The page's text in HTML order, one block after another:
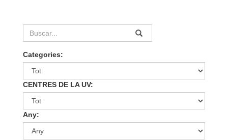
Categories:
CENTRES DE LA UV:
Any: